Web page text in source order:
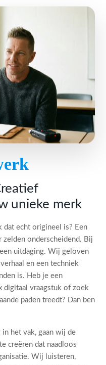
unieke merk
dat echt origineel is? Een
zelden onderscheidend. Bij
uitdaging. Wij geloven
en een techniek
is. Heb je een
digitaal vraagstuk of zoek
paden treedt? Dan ben
in het vak, gaan wij de
creëren dat naadloos
Wij luisteren,